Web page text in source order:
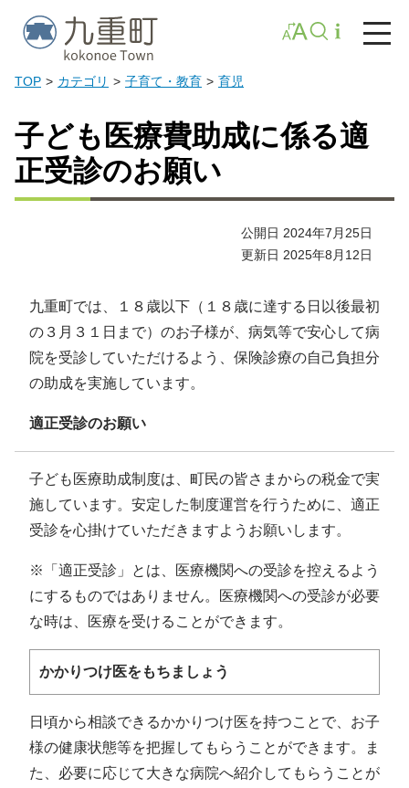
TOP カテゴリ 子育て・教育 育児
子ども医療費助成に係る適
正受診のお願い
公開日 2024年7月25日
更新日 2025年8月12日
九重町では、１８歳以下（１８歳に達する日以後最初
の３月３１日まで）のお子様が、病気等で安心して病
院を受診していただけるよう、保険診療の自己負担分
の助成を実施しています。
適正受診のお願い
子ども医療助成制度は、町民の皆さまからの税金で実
施しています。安定した制度運営を行うために、適正
受診を心掛けていただきますようお願いします。
※「適正受診」とは、医療機関への受診を控えるよう
にするものではありません。医療機関への受診が必要
な時は、医療を受けることができます。
かかりつけ医をもちましょう
日頃から相談できるかかりつけ医を持つことで、お子
様の健康状態等を把握してもらうことができます。ま
た、必要に応じて大きな病院へ紹介してもらうことが